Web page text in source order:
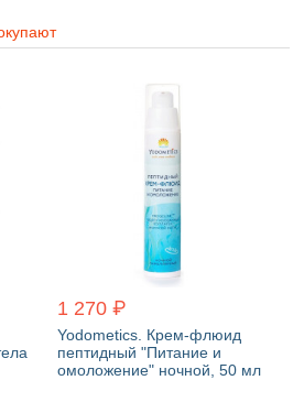
1 270 ₽
Yodometics. Крем-флюид
пептидный "Питание и
омоложение" ночной, 50 мл